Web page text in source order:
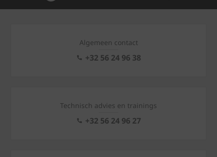
Algemeen contact
+32 56 24 96 38
Technisch advies en trainings
+32 56 24 96 27